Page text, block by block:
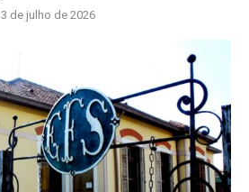
3 de julho de 2026